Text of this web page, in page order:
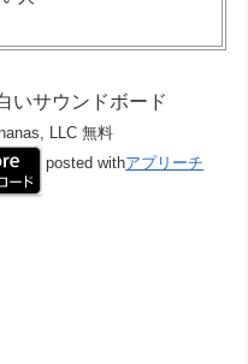
いサウンドボード
LLC 無料
posted withアプリーチ